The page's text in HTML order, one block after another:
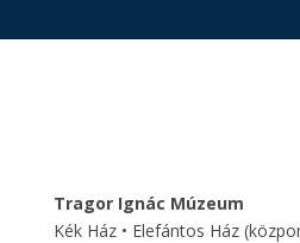
Tragor Ignác Múzeum
Kék Ház • Elefántos Ház